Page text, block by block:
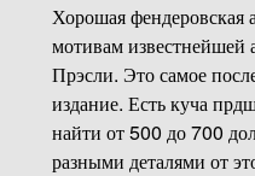
Хорошая фендеровская
мотивам
Прэсли. Это самое
издание. Есть куча
найти от 500 до 700
разными деталями от